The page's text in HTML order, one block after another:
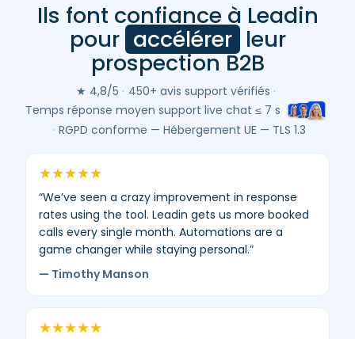
Avis
Trustpilot)
4,8/5
450+
avis
vérifiés.
Ils font confiance à Leadin
pour accélérer leur
prospection B2B
★ 4,8/5 · 450+ avis support vérifiés ·
Temps réponse moyen support live chat ≤ 7 s
· RGPD conforme — Hébergement UE — TLS 1.3
★★★★★
“We’ve seen a crazy improvement in response
rates using the tool. Leadin gets us more booked
calls every single month. Automations are a
game changer while staying personal.”
— Timothy Manson
★★★★★